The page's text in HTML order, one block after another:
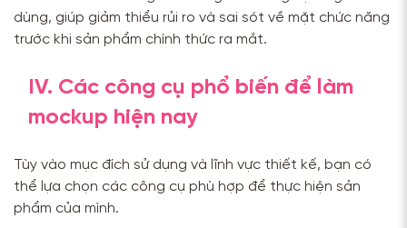
dùng, giúp giảm thiểu rủi ro và sai sót về mặt chức năng
trước khi sản phẩm chính thức ra mắt.
IV. Các công cụ phổ biến để làm
mockup hiện nay
Tùy vào mục đích sử dụng và lĩnh vực thiết kế, bạn có
thể lựa chọn các công cụ phù hợp để thực hiện sản
phẩm của mình.